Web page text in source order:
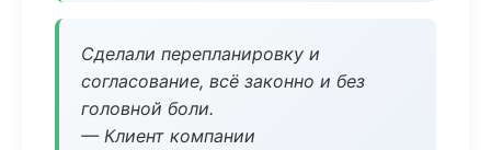
Сделали перепланировку и
согласование, всё законно и без
головной боли.
— Клиент компании